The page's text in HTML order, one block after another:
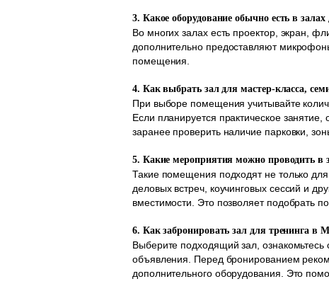
3. Какое оборудование обычно есть в залах
Во многих залах есть проектор, экран,
дополнительно предоставляют
помещения.
4. Как выбрать зал для мастер-класса,
При выборе помещения учитывайте
Если планируется практическое
заранее проверить наличие парковки,
5. Какие мероприятия можно проводить в
Такие помещения подходят не только
деловых встреч, коучинговых сессий и
вместимости. Это позволяет подобрать
6. Как забронировать зал для тренинга в
Выберите подходящий зал, ознакомьтесь
объявления. Перед бронированием
дополнительного оборудования. Это